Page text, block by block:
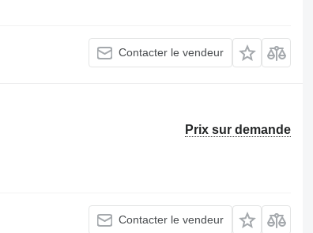
Contacter le vendeur
Prix sur demande
Contacter le vendeur